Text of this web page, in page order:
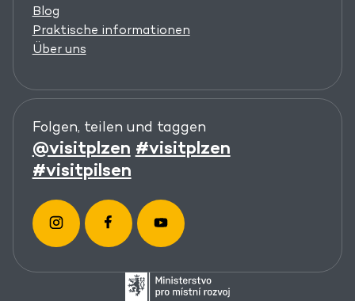
Blog
Praktische informationen
Über uns
Folgen, teilen und taggen
@visitplzen #visitplzen
#visitpilsen